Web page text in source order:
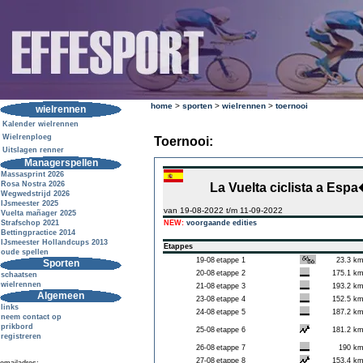
wielrennen
Kalender wielrennen
Wielrenploeg
Uitslagen renner
Managerspellen
Massasprint 2026
Rosa Nostra 2026
Wegwedstrijd 2026
IJsmeester 2025
Vuelta mañager 2025
Strafschop 2021
Bettingpractice 2014
IJsmeester Hollandcups 2013
oude spellen
Sporten
schaatsen
wielrennen
Algemeen
links
neem contact op
prikbord
registreren
home > sporten > wielrennen > toernooi
Toernooi:
La Vuelta ciclista a
van 19-08-2022 t/m 11-09-2022
NEW: voorgaande edities
Etappes
19-08 etappe 1
23.3 km
20-08 etappe 2
175.1 km
21-08 etappe 3
193.2 km
23-08 etappe 4
152.5 km
24-08 etappe 5 187.2 km
25-08 etappe 6 181.2 km
26-08 etappe 7
190 km
27-08 etappe 8
153.4 km